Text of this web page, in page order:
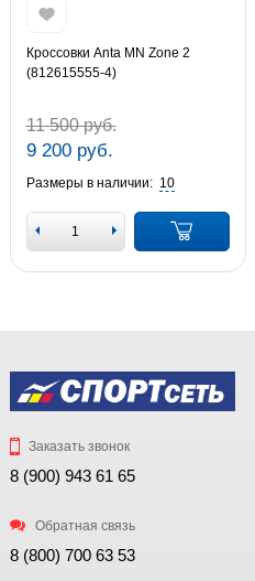
Кроссовки Anta MN Zone 2
(812615555-4)
11 500 руб.
9 200 руб.
Размеры в наличии: 10
Заказать звонок
8 (900) 943 61 65
Обратная связь
8 (800) 700 63 53